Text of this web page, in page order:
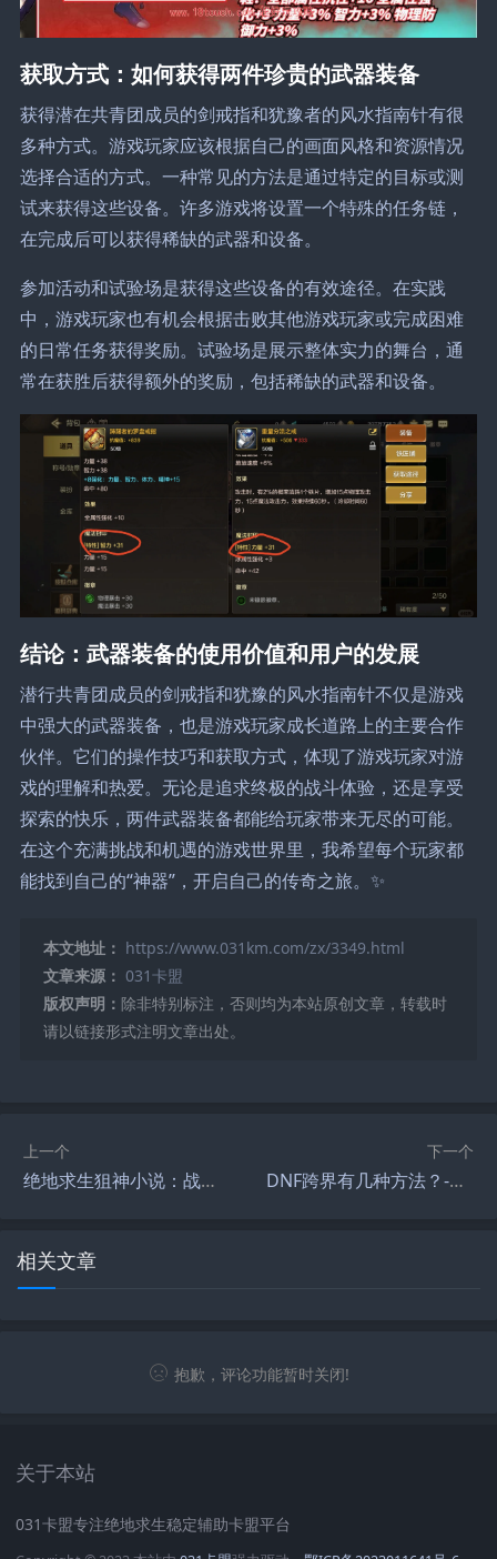
获取方式：如何获得两件珍贵的武器装备
获得潜在共青团成员的剑戒指和犹豫者的风水指南针有很
多种方式。游戏玩家应该根据自己的画面风格和资源情况
选择合适的方式。一种常见的方法是通过特定的目标或测
试来获得这些设备。许多游戏将设置一个特殊的任务链，
在完成后可以获得稀缺的武器和设备。
参加活动和试验场是获得这些设备的有效途径。在实践
中，游戏玩家也有机会根据击败其他游戏玩家或完成困难
的日常任务获得奖励。试验场是展示整体实力的舞台，通
常在获胜后获得额外的奖励，包括稀缺的武器和设备。
结论：武器装备的使用价值和用户的发展
潜行共青团成员的剑戒指和犹豫的风水指南针不仅是游戏
中强大的武器装备，也是游戏玩家成长道路上的主要合作
伙伴。它们的操作技巧和获取方式，体现了游戏玩家对游
戏的理解和热爱。无论是追求终极的战斗体验，还是享受
探索的快乐，两件武器装备都能给玩家带来无尽的可能。
在这个充满挑战和机遇的游戏世界里，我希望每个玩家都
能找到自己的“神器”，开启自己的传奇之旅。✨
本文地址： https://www.031km.com/zx/3349.html
文章来源： 031卡盟
版权声明： 除非特别标注，否则均为本站原创文章，转载时
请以链接形式注明文章出处。
上一个
绝地求生狙神小说：战场上的狙击传奇-绝地求生狙神小说全文阅读与角色分析
下一个
DNF跨界有几种方法？-DNF游戏跨界方式有哪些？
相关文章
抱歉，评论功能暂时关闭!
关于本站
031卡盟专注绝地求生稳定辅助卡盟平台